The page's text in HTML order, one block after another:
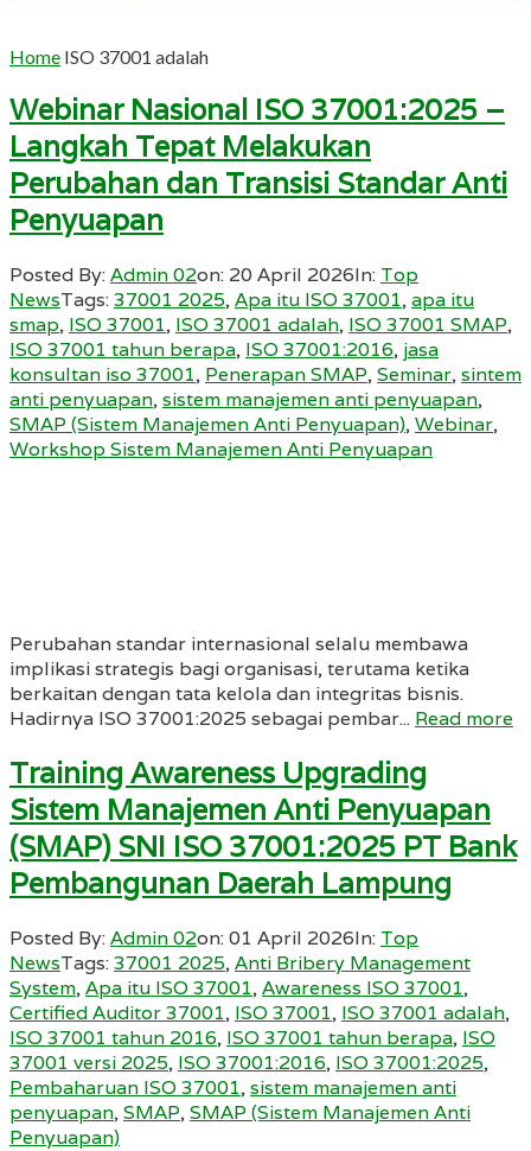
Home ISO 37001 adalah
Webinar Nasional ISO 37001:2025 –
Langkah Tepat Melakukan
Perubahan dan Transisi Standar Anti
Penyuapan
Posted By:Admin 02on: 20 April 2026In: Top
NewsTags:37001 2025,Apa itu ISO 37001,apa itu
smap, ISO 37001, ISO 37001 adalah, ISO 37001 SMAP,
ISO 37001 tahun berapa, ISO 37001:2016, jasa
konsultan iso 37001, Penerapan SMAP,Seminar,sintem
anti penyuapan,sistem manajemen anti penyuapan,
SMAP (Sistem Manajemen Anti Penyuapan),Webinar,
Workshop Sistem Manajemen Anti Penyuapan
Perubahan standar internasional selalu membawa
implikasi strategis bagi organisasi, terutama ketika
berkaitan dengan tata kelola dan integritas bisnis.
Hadirnya ISO 37001:2025 sebagai pembar... Read more
Training Awareness Upgrading
Sistem Manajemen Anti Penyuapan
(SMAP) SNI ISO 37001:2025 PT Bank
Pembangunan Daerah Lampung
Posted By:Admin 02on:01 April 2026In: Top
NewsTags:37001 2025,Anti Bribery Management
System,Apa itu ISO 37001,Awareness ISO 37001,
Certified Auditor 37001, ISO 37001, ISO 37001 adalah,
ISO 37001 tahun 2016, ISO 37001 tahun berapa, ISO
37001 versi 2025, ISO 37001:2016, ISO 37001:2025,
Pembaharuan ISO 37001,sistem manajemen anti
penyuapan,SMAP,SMAP (Sistem Manajemen Anti
Penyuapan)